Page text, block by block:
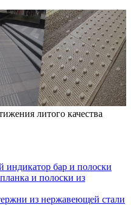
литого качества
бар и полоски
и полоски из
из нержавеющей стали